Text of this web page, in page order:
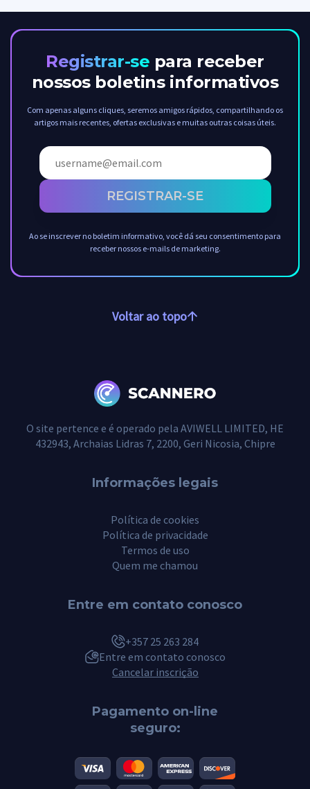
Registrar-se para receber
nossos boletins informativos
Com apenas alguns cliques, seremos amigos rápidos, compartilhando os
artigos mais recentes, ofertas exclusivas e muitas outras coisas úteis.
REGISTRAR-SE
Ao se inscrever no boletim informativo, você dá seu consentimento para
receber nossos e-mails de marketing.
Voltar ao topo
O site pertence e é operado pela AVIWELL LIMITED, HE
432943, Archaias Lidras 7, 2200, Geri Nicosia, Chipre
Informações legais
Política de cookies
Política de privacidade
Termos de uso
Quem me chamou
Entre em contato conosco
+357 25 263 284
Entre em contato conosco
Cancelar inscrição
Pagamento on-line
seguro: